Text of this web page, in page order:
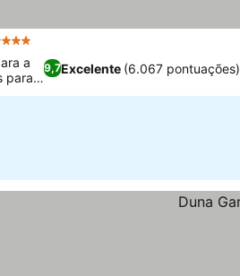
9,7Excelente (6.067 pontuações)
a
para